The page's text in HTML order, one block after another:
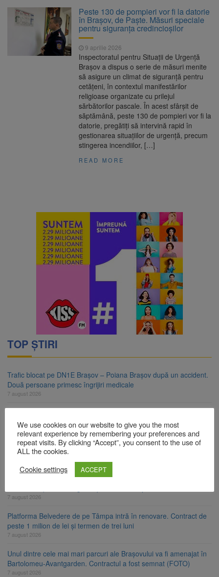
Piața Star din Brașov au fost demolate
7 august 2026
Platforma Belvedere de pe
Tâmpa intră în renovare. Contract de peste 1
milion de lei și termen de trei luni
Unul dintre cele mai mari
parcuri ale Brașovului va fi amenajat în
Bartolomeu-Avantgarden. Contractul a fost
Trafic blocat pe DN1E Brașov
– Poiana Brașov după un accident. Două
persoane primesc îngrijiri medicale
Peste 130 de pompieri vor fi la datorie
în Brașov, de Paște. Măsuri speciale
pentru siguranța credincioșilor
9 aprilie 2026
Inspectoratul pentru Situații de Urgență
Brașov a dispus o serie de măsuri menite
să asigure un climat de siguranță pentru
cetățeni, în contextul manifestărilor
religioase organizate cu prilejul
sărbătorilor pascale. În acest sfârșit de
săptămână, peste 130 de pompieri vor fi la
datorie, pregătiți să intervină rapid în
gestionarea situațiilor de urgență, precum
stingerea incendiilor, […]
READ MORE
TOP ȘTIRI
Trafic blocat pe DN1E Brașov – Poiana Brașov după un accident.
Două persoane primesc îngrijiri medicale
7 august 2026
Brașov după plata prejudiciului
7 august 2026
Primăria Brașov amenință cu sistarea plăților către Brai-Cata și
Comprest. Motivul: platforme de gunoi neigienizate
7 august 2026
7 august 2026
Platforma Belvedere de pe Tâmpa intră în renovare. Contract de
peste 1 milion de lei și termen de trei luni
7 august 2026
Unul dintre cele mai mari parcuri ale Brașovului va fi amenajat în
Bartolomeu-Avantgarden. Contractul a fost semnat (FOTO)
7 august 2026
We use cookies on our website to give you the most
relevant experience by remembering your preferences and
repeat visits. By clicking “Accept”, you consent to the use of
ALL the cookies.
Cookie settings
ACCEPT